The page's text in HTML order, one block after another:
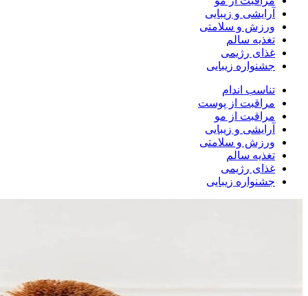
آرایشی و زیبایی
ورزش و سلامتی
تغذیه سالم
غذای رژیمی
جشنواره زیبایی
تناسب اندام
مراقبت از پوست
مراقبت از مو
آرایشی و زیبایی
ورزش و سلامتی
تغذیه سالم
غذای رژیمی
جشنواره زیبایی